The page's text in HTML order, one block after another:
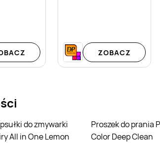
ZOBACZ
All in One Lemon
Proszek do prania Persil
Color Deep Clean